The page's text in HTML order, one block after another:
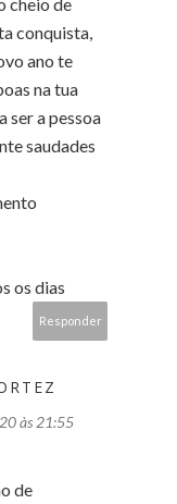
conquista,
ano te
na tua
ser a pessoa
saudades
os dias
Responder
às 21:55
de